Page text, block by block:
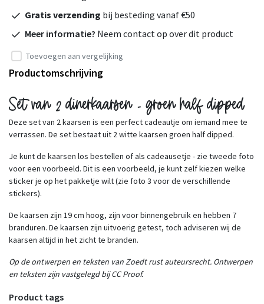
Gratis verzending bij besteding vanaf €50
Meer informatie? Neem contact op over dit product
Toevoegen aan vergelijking
Productomschrijving
Set van 2 dinerkaarsen - groen half dipped
Deze set van 2 kaarsen is een perfect cadeautje om iemand mee te
verrassen. De set bestaat uit 2 witte kaarsen groen half dipped.
Je kunt de kaarsen los bestellen of als cadeausetje - zie tweede foto
voor een voorbeeld. Dit is een voorbeeld, je kunt zelf kiezen welke
sticker je op het pakketje wilt (zie foto 3 voor de verschillende
stickers).
De kaarsen zijn 19 cm hoog, zijn voor binnengebruik en hebben 7
branduren. De kaarsen zijn uitvoerig getest, toch adviseren wij de
kaarsen altijd in het zicht te branden.
Op de ontwerpen en teksten van Zoedt rust auteursrecht. Ontwerpen
en teksten zijn vastgelegd bij CC Proof.
Product tags